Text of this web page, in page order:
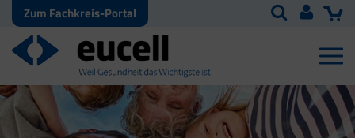
Zum Fachkreis-Portal